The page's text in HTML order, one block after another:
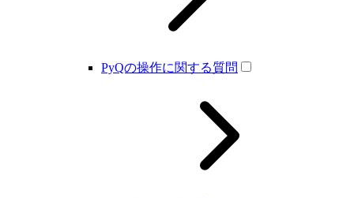
PyQの操作に関する質問